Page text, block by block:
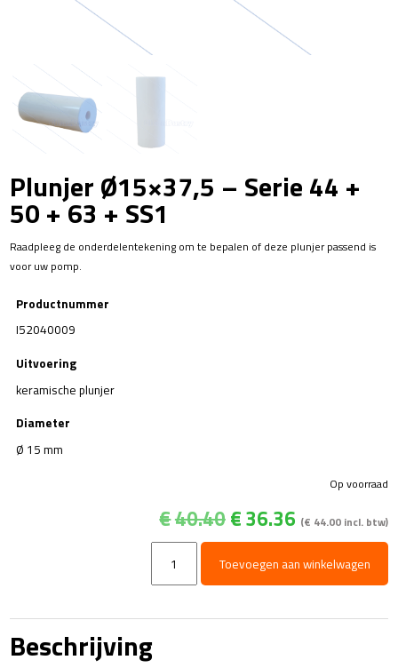
Plunjer Ø15×37,5 – Serie 44 +
50 + 63 + SS1
Raadpleeg de onderdelentekening om te bepalen of deze plunjer passend is
voor uw pomp.
Productnummer
I52040009
Uitvoering
keramische plunjer
Diameter
Ø 15 mm
€40.40Oorspronkelijke
prijs
was:
€40.40.
€36.36 Huidige
prijs
is:
€36.36.
(€ 44.00incl. btw)
Op voorraad
Ø15x37,5
-
+
Toevoegen aan winkelwagen
Beschrijving